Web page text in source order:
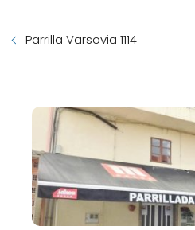
Parrilla Varsovia 1114